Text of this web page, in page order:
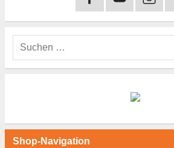
Shop-Navigation